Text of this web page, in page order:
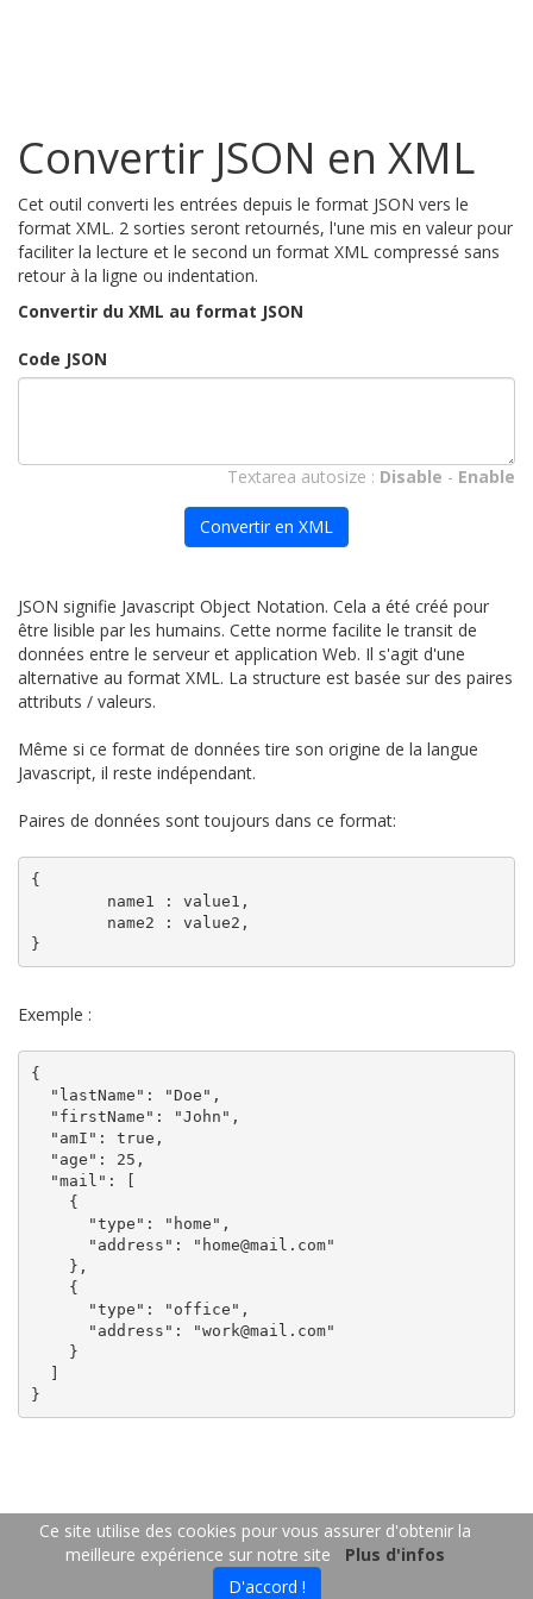
Convertir JSON en XML
Cet outil converti les entrées depuis le format JSON vers le
format XML. 2 sorties seront retournés, l'une mis en valeur pour
faciliter la lecture et le second un format XML compressé sans
retour à la ligne ou indentation.
Convertir du XML au format JSON
Code JSON
Textarea autosize : Disable - Enable
Convertir en XML
JSON signifie Javascript Object Notation. Cela a été créé pour
être lisible par les humains. Cette norme facilite le transit de
données entre le serveur et application Web. Il s'agit d'une
alternative au format XML. La structure est basée sur des paires
attributs / valeurs.
Même si ce format de données tire son origine de la langue
Javascript, il reste indépendant.
Paires de données sont toujours dans ce format:
{
Exemple :
{
  "lastName": "Doe",
  "firstName": "John",
  "amI": true,
  "age": 25,
  "mail": [
    {
      "type": "home",
      "address": "home@mail.com"
    },
    {
      "type": "office",
      "address": "work@mail.com"
    }
  ]
FR EN
Contact us - 06/08/2026 16:16:10
Ce site utilise des cookies pour vous assurer d'obtenir la
meilleure expérience sur notre site Plus d'infos
D'accord !